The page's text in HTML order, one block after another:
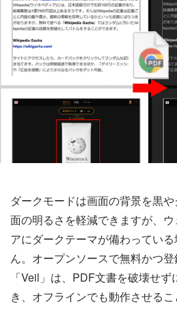
ダークモードは画面の背景を黒
面の明るさを軽減できますが、
アにダークテーマが備わってい
ん。オープンソースで無料かつ
「Veil」は、PDF文書を破壊せ
き、オフラインでも動作させるこ